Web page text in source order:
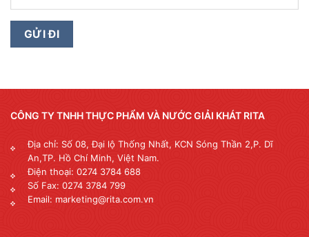
CÔNG TY TNHH THỰC PHẨM VÀ NƯỚC GIẢI KHÁT RITA
Địa chỉ: Số 08, Đại lộ Thống Nhất, KCN Sóng Thần 2,P. Dĩ
An,TP. Hồ Chí Minh, Việt Nam.
Điện thoại: 0274 3784 688
Số Fax: 0274 3784 799
Email: marketing@rita.com.vn